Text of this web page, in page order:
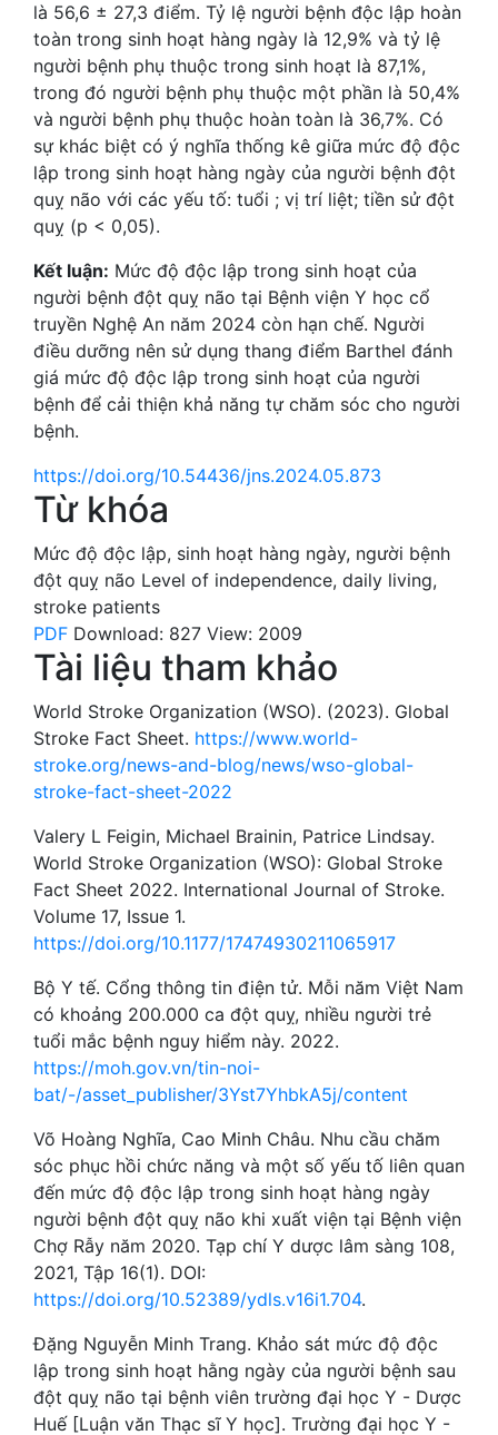
là 56,6 ± 27,3 điểm. Tỷ lệ người bệnh độc lập hoàn
toàn trong sinh hoạt hàng ngày là 12,9% và tỷ lệ
người bệnh phụ thuộc trong sinh hoạt là 87,1%,
trong đó người bệnh phụ thuộc một phần là 50,4%
và người bệnh phụ thuộc hoàn toàn là 36,7%. Có
sự khác biệt có ý nghĩa thống kê giữa mức độ độc
lập trong sinh hoạt hàng ngày của người bệnh đột
quỵ não với các yếu tố: tuổi ; vị trí liệt; tiền sử đột
quỵ (p < 0,05).
Kết luận: Mức độ độc lập trong sinh hoạt của
người bệnh đột quỵ não tại Bệnh viện Y học cổ
truyền Nghệ An năm 2024 còn hạn chế. Người
điều dưỡng nên sử dụng thang điểm Barthel đánh
giá mức độ độc lập trong sinh hoạt của người
bệnh để cải thiện khả năng tự chăm sóc cho người
bệnh.
https://doi.org/10.54436/jns.2024.05.873
Từ khóa
Mức độ độc lập, sinh hoạt hàng ngày, người bệnh
đột quỵ não Level of independence, daily living,
stroke patients
PDF Download: 827 View: 2009
Tài liệu tham khảo
World Stroke Organization (WSO). (2023). Global
Stroke Fact Sheet. https://www.world-
stroke.org/news-and-blog/news/wso-global-
stroke-fact-sheet-2022
Valery L Feigin, Michael Brainin, Patrice Lindsay.
World Stroke Organization (WSO): Global Stroke
Fact Sheet 2022. International Journal of Stroke.
Volume 17, Issue 1.
https://doi.org/10.1177/17474930211065917
Bộ Y tế. Cổng thông tin điện tử. Mỗi năm Việt Nam
có khoảng 200.000 ca đột quỵ, nhiều người trẻ
tuổi mắc bệnh nguy hiểm này. 2022.
https://moh.gov.vn/tin-noi-
bat/-/asset_publisher/3Yst7YhbkA5j/content
Võ Hoàng Nghĩa, Cao Minh Châu. Nhu cầu chăm
sóc phục hồi chức năng và một số yếu tố liên quan
đến mức độ độc lập trong sinh hoạt hàng ngày
người bệnh đột quỵ não khi xuất viện tại Bệnh viện
Chợ Rẫy năm 2020. Tạp chí Y dược lâm sàng 108,
2021, Tập 16(1). DOI:
https://doi.org/10.52389/ydls.v16i1.704.
Đặng Nguyễn Minh Trang. Khảo sát mức độ độc
lập trong sinh hoạt hằng ngày của người bệnh sau
đột quỵ não tại bệnh viên trường đại học Y - Dược
Huế [Luận văn Thạc sĩ Y học]. Trường đại học Y -